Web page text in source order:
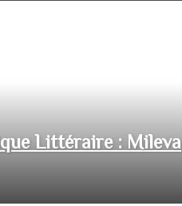
Littéraire : Mileva